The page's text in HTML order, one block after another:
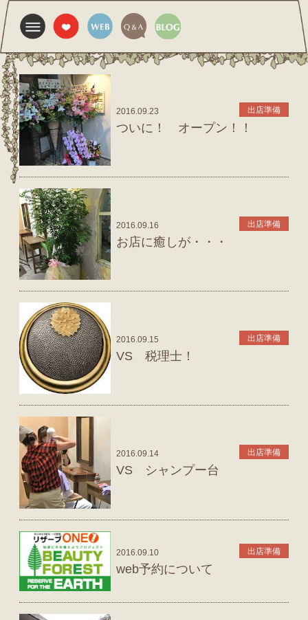
2016.09.23 出店準備
ついに！ オープン！！
2016.09.16 出店準備
お店に癒しが・・・
2016.09.15 出店準備
VS 税理士！
2016.09.14 出店準備
VS シャンプー台
2016.09.10 出店準備
web予約について